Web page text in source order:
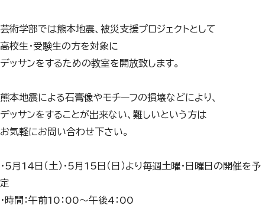
芸術学部では熊本地震、被災支援プロジェクトとして
高校生・受験生の方を対象に
デッサンをするための教室を開放致します。
熊本地震による石膏像やモチーフの損壊などにより、
デッサンをすることが出来ない、難しいという方は
お気軽にお問い合わせ下さい。
・5月14日（土）・5月15日（日）より毎週土曜・日曜日の開催を予
定
・時間：午前10：00～午後4：00